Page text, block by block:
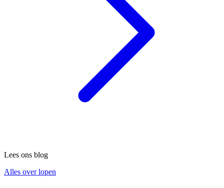
Lees ons blog
Alles over lopen